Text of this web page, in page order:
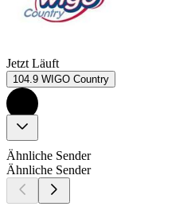
Jetzt Läuft
104.9 WIGO Country
Ähnliche Sender
Ähnliche Sender